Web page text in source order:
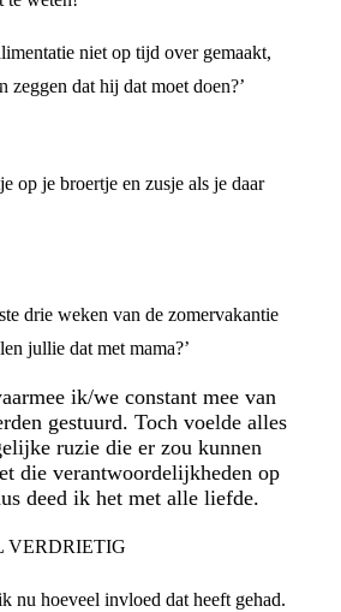
niet op tijd over gemaakt,
dat hij dat moet doen?’
op je broertje en zusje als je daar
drie weken van de zomervakantie
jullie dat met mama?’
ik/we constant mee van
gestuurd. Toch voelde alles
ruzie die er zou kunnen
die verantwoordelijkheden op
deed ik het met alle liefde.
VERDRIETIG
nu hoeveel invloed dat heeft gehad.